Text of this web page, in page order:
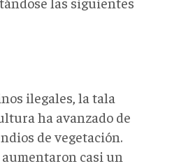
ilegales, la tala
ha avanzado de
de vegetación.
casi un